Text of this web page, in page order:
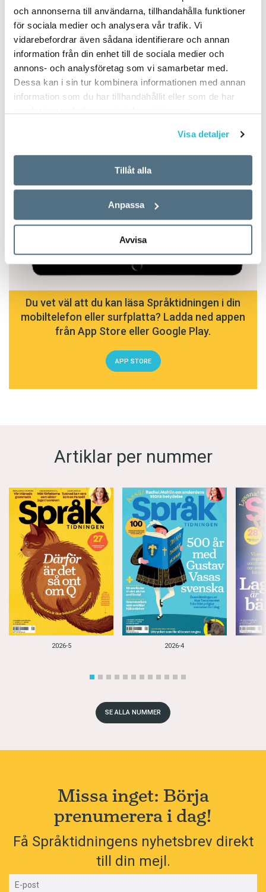
och annonserna till användarna, tillhandahålla funktioner
för sociala medier och analysera vår trafik. Vi
vidarebefordrar även sådana identifierare och annan
information från din enhet till de sociala medier och
annons- och analysföretag som vi samarbetar med.
Dessa kan i sin tur kombinera informationen med annan
information som du har tillhandahållit eller som de har
Visa detaljer
Tillåt alla
Anpassa
Avvisa
Du vet väl att du kan läsa Språktidningen i din
mobiltelefon eller surfplatta? Ladda ned appen
från App Store eller Google Play.
APP STORE
Artiklar per nummer
2026-5 2026-4
SE ALLA NUMMER
Missa inget: Börja
prenumerera i dag!
Få Språktidningens nyhetsbrev direkt
till din mejl.